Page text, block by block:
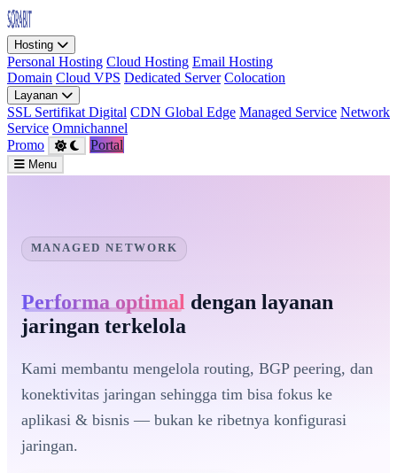
Hosting
Personal Hosting Cloud Hosting Email Hosting
Domain Cloud VPS Dedicated Server Colocation
Layanan
SSL Sertifikat Digital CDN Global Edge Managed Service Network
Service Omnichannel
Promo
Portal
Menu
MANAGED NETWORK
Performa optimal dengan layanan
jaringan terkelola
Kami membantu mengelola routing, BGP peering, dan
konektivitas jaringan sehingga tim bisa fokus ke
aplikasi & bisnis — bukan ke ribetnya konfigurasi
jaringan.